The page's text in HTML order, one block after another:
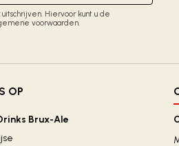
Hiervoor kunt u de
voorwaarden.
OP
Brux-Ale